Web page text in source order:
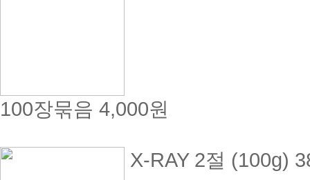
100장묶음 4,000원
X-RAY 2절 (100g)